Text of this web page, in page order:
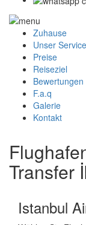
Zuhause
Unser Service
Preise
Reiseziel
Bewertungen
F.a.q
Galerie
Kontakt
Transfer
Istanbul